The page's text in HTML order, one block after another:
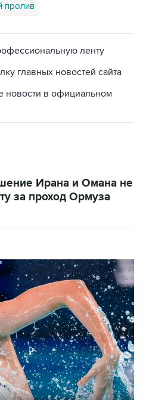
пролив
ленту
главных новостей сайта
новости в официальном
Ирана и Омана не
за проход Ормуза